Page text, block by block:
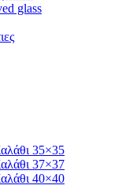
glass
35×35
37×37
40×40